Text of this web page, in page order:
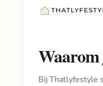
Bij Thatlyfestyle